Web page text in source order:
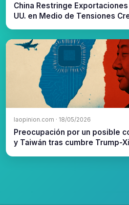
China Restringe Exportaciones
UU. en Medio de Tensiones
laopinion.com · 18/05/2026
Preocupación por un posible
y Taiwán tras cumbre Trump-Xi